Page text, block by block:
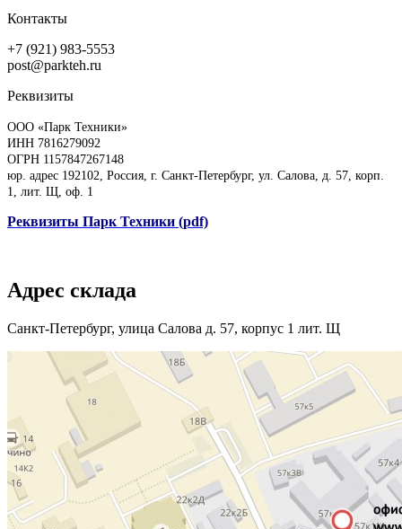
Контакты
+7 (921) 983-5553
post@parkteh.ru
Реквизиты
ООО «Парк Техники»
ИНН 7816279092
ОГРН 1157847267148
юр. адрес 192102, Россия, г. Санкт-Петербург, ул. Салова, д. 57, корп.
1, лит. Щ, оф. 1
Реквизиты Парк Техники (pdf)
Адрес склада
Санкт-Петербург, улица Салова д. 57, корпус 1 лит. Щ